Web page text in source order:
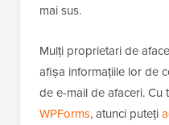
mai sus.
Mulți proprietari de
afișa informațiile lor de
de e-mail de afaceri. Cu
WPForms, atunci puteți